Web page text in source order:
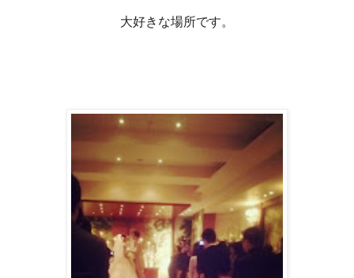
大好きな場所です。